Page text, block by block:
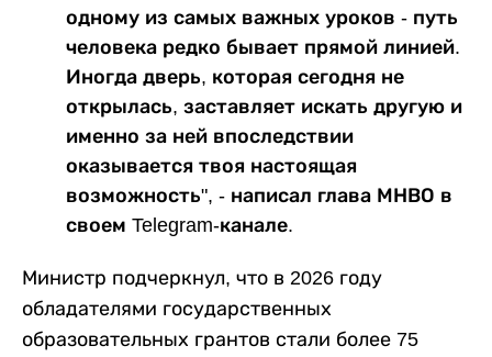
одному из самых важных уроков - путь
человека редко бывает прямой линией.
Иногда дверь, которая сегодня не
открылась, заставляет искать другую и
именно за ней впоследствии
оказывается твоя настоящая
возможность", - написал глава МНВО в
своем Telegram-канале.
Министр подчеркнул, что в 2026 году
обладателями государственных
образовательных грантов стали более 75